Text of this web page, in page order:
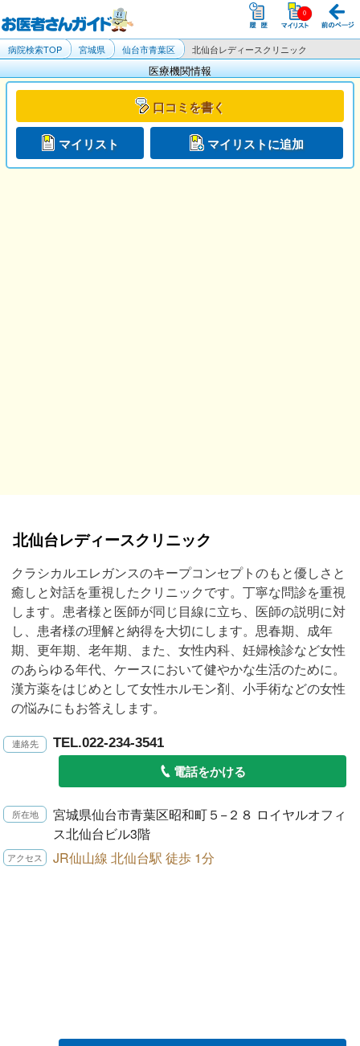
病院検索TOP 宮城県 仙台市青葉区 北仙台レディースクリニック
医療機関情報
口コミを書く
マイリスト マイリストに追加
北仙台レディースクリニック
クラシカルエレガンスのキープコンセプトのもと優しさと
癒しと対話を重視したクリニックです。丁寧な問診を重視
します。患者様と医師が同じ目線に立ち、医師の説明に対
し、患者様の理解と納得を大切にします。思春期、成年
期、更年期、老年期、また、女性内科、妊婦検診など女性
のあらゆる年代、ケースにおいて健やかな生活のために。
漢方薬をはじめとして女性ホルモン剤、小手術などの女性
の悩みにもお答えします。
TEL.022-234-3541
電話をかける
宮城県仙台市青葉区昭和町５−２８ ロイヤルオフィ
ス北仙台ビル3階
JR仙山線 北仙台駅 徒歩 1分